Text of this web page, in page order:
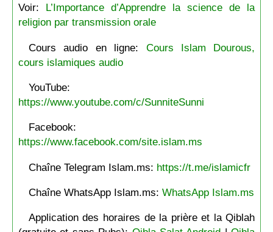
Voir: L’Importance d’Apprendre la science de la
religion par transmission orale
Cours audio en ligne: Cours Islam Dourous,
cours islamiques audio
YouTube:
https://www.youtube.com/c/SunniteSunni
Facebook:
https://www.facebook.com/site.islam.ms
Chaîne Telegram Islam.ms: https://t.me/islamicfr
Chaîne WhatsApp Islam.ms: WhatsApp Islam.ms
Application des horaires de la prière et la Qiblah